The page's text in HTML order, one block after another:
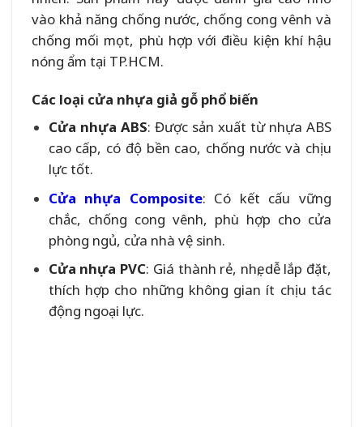
vào khả năng chống nước, chống cong vênh và
chống mối mọt, phù hợp với điều kiện khí hậu
nóng ẩm tại TP.HCM.
Các loại cửa nhựa giả gỗ phổ biến
Cửa nhựa ABS: Được sản xuất từ nhựa ABS
cao cấp, có độ bền cao, chống nước và chịu
lực tốt.
Cửa nhựa Composite: Có kết cấu vững
chắc, chống cong vênh, phù hợp cho cửa
phòng ngủ, cửa nhà vệ sinh.
Cửa nhựa PVC: Giá thành rẻ, nhẹ, dễ lắp đặt,
thích hợp cho những không gian ít chịu tác
động ngoại lực.